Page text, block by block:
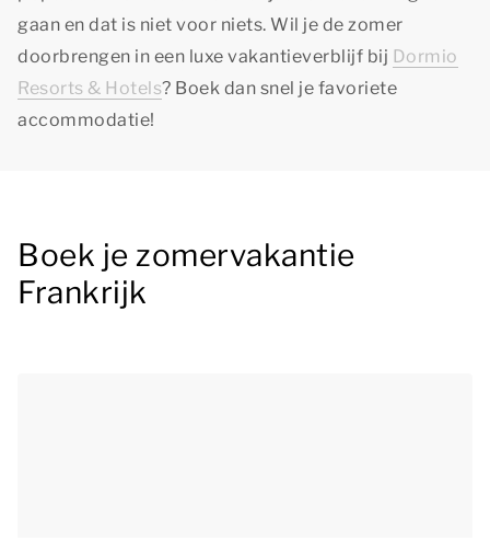
gaan en dat is niet voor niets. Wil je de zomer
doorbrengen in een luxe vakantieverblijf bij Dormio
Resorts & Hotels? Boek dan snel je favoriete
accommodatie!
Boek je zomervakantie
Frankrijk